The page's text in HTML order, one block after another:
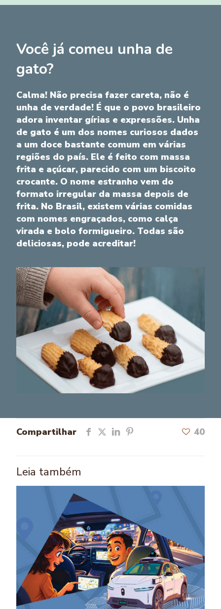
Você já comeu unha de
gato?
Calma! Não precisa fazer careta, não é
unha de verdade! É que o povo brasileiro
adora inventar gírias e expressões. Unha
de gato é um dos nomes curiosos dados
a um doce bastante comum em várias
regiões do país. Ele é feito com massa
frita e açúcar, parecido com um biscoito
crocante. O nome estranho vem do
formato irregular da massa depois de
frita. No Brasil, existem várias comidas
com nomes engraçados, como calça
virada e bolo formigueiro. Todas são
deliciosas, pode acreditar!
Compartilhar 40
Leia também